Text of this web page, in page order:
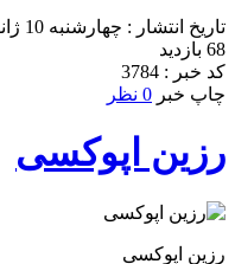
تاریخ انتشار : چهارشنبه 10 ژانویه 2024 - 8:32
68 بازدید
کد خبر : 3784
چاپ خبر 0 نظر
رزین اپوکسی
رزين اپوکسی